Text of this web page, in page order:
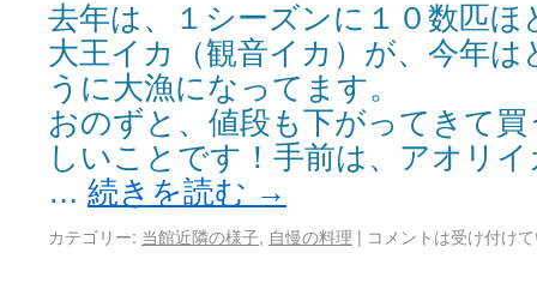
去年は、１シーズンに１０数匹
大王イカ（観音イカ）が、今年
うに大漁になってます。
おのずと、値段も下がってきて
しいことです！手前は、アオリ
… 続きを読む →
カテゴリー: 当館近隣の様子, 自慢の料理 | コメントは受け付け